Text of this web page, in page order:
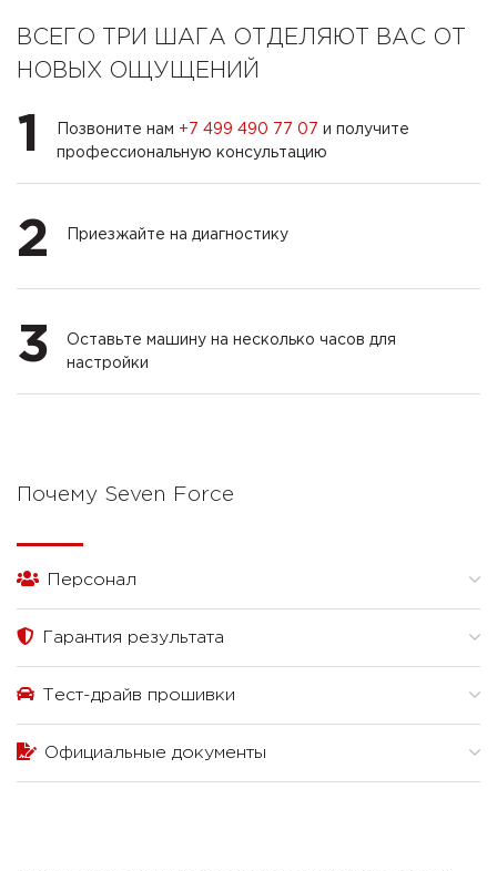
ВСЕГО ТРИ ШАГА ОТДЕЛЯЮТ ВАС ОТ
НОВЫХ ОЩУЩЕНИЙ
1 Позвоните нам +7 499 490 77 07 и получите
профессиональную консультацию
2 Приезжайте на диагностику
3
Оставьте машину на несколько часов для
настройки
Почему Seven Force
Персонал
Гарантия результата
Тест-драйв прошивки
Официальные документы